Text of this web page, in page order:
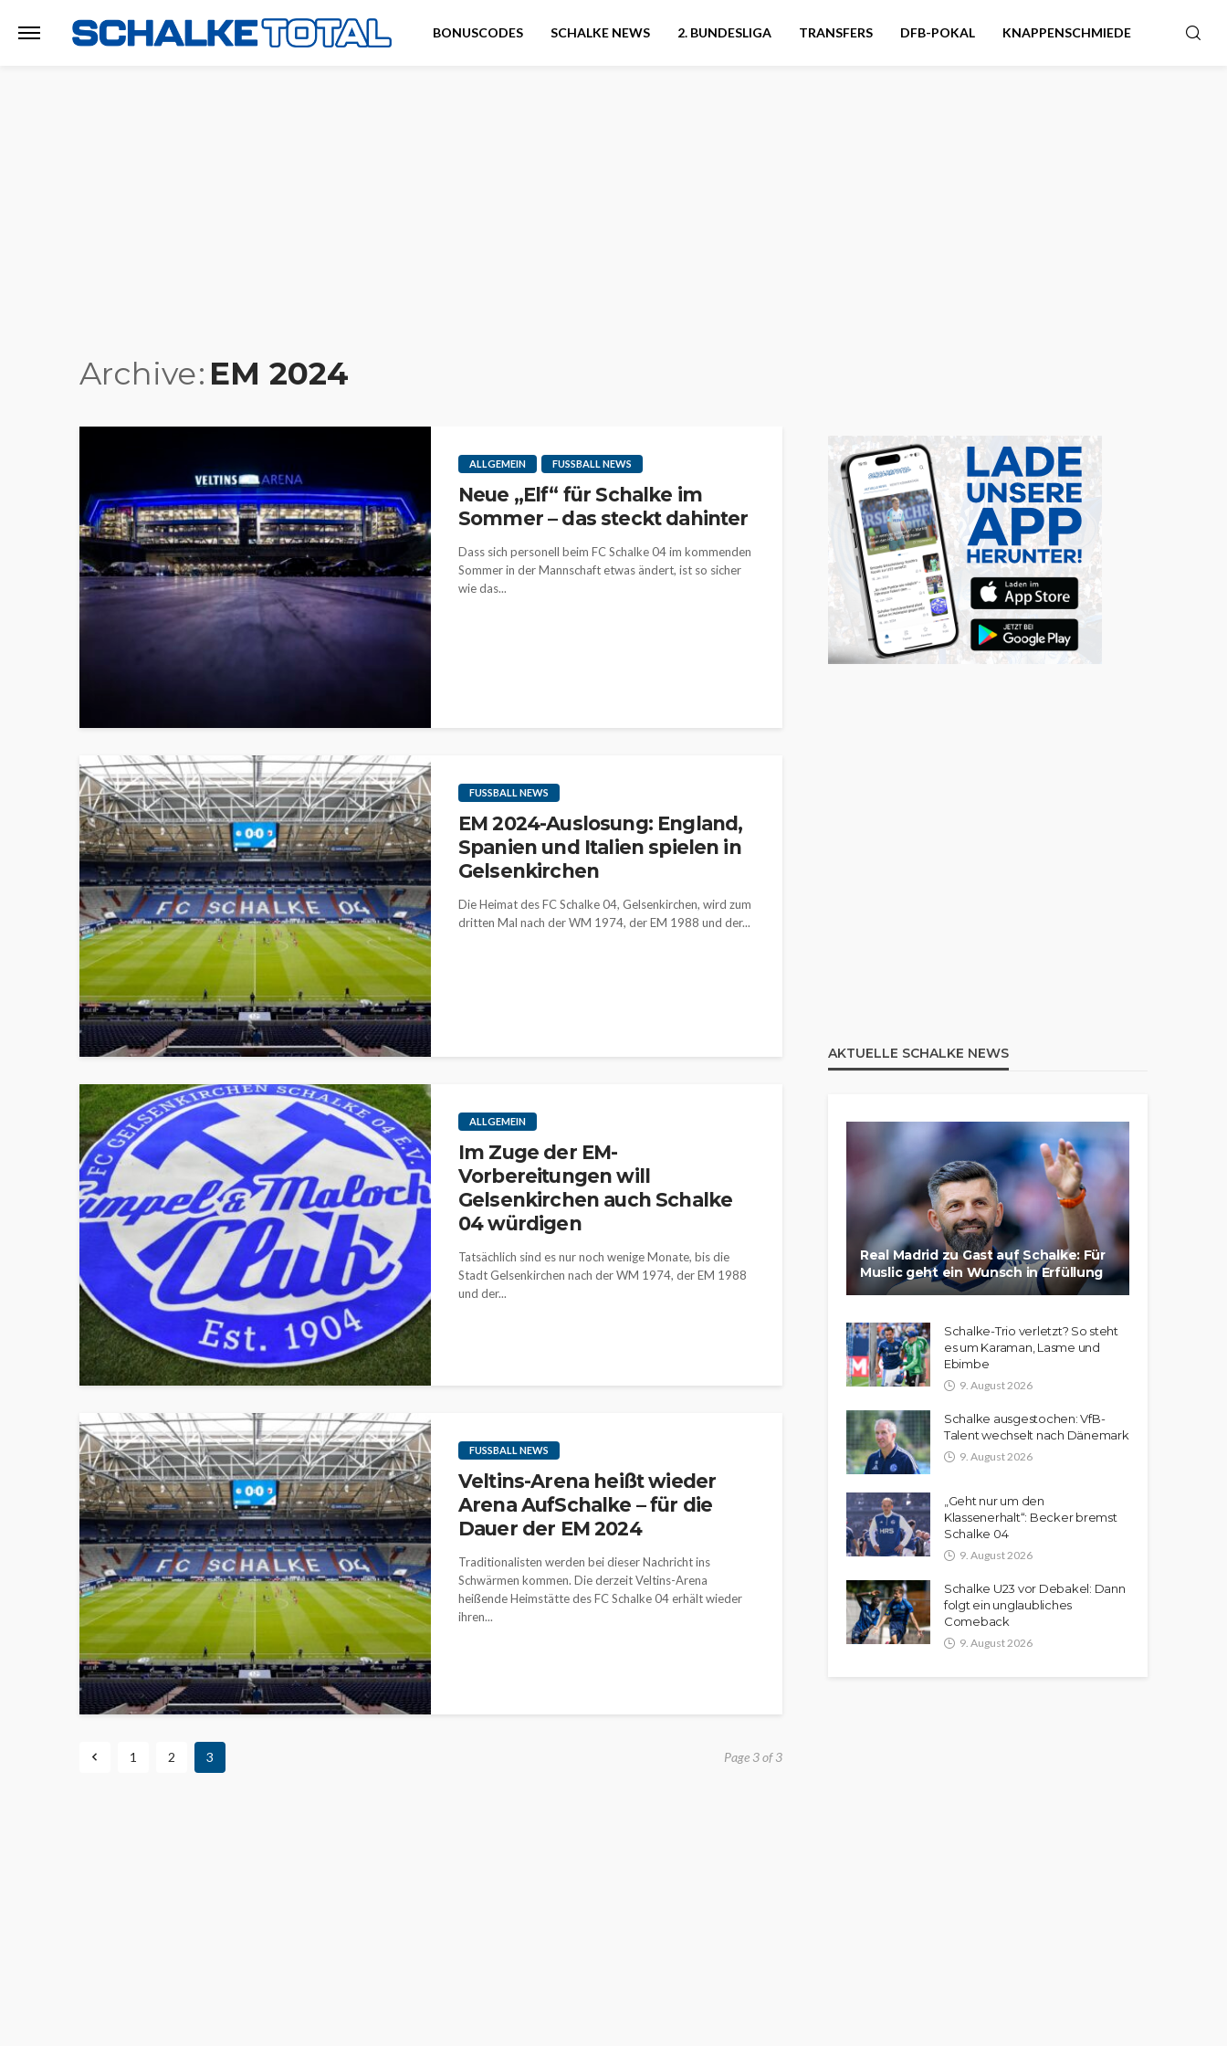
BONUSCODES SCHALKE NEWS 2. BUNDESLIGA TRANSFERS DFB-POKAL KNAPPENSCHMIEDE
Archive EM 2024
ALLGEMEIN FUSSBALL NEWS
Neue „Elf“ für Schalke im
Sommer – das steckt dahinter
Dass sich personell beim FC Schalke 04 im kommenden
Sommer in der Mannschaft etwas ändert, ist so sicher
wie das...
FUSSBALL NEWS
EM 2024-Auslosung: England,
Spanien und Italien spielen in
Gelsenkirchen
Die Heimat des FC Schalke 04, Gelsenkirchen, wird zum
dritten Mal nach der WM 1974, der EM 1988 und der...
ALLGEMEIN
Im Zuge der EM-
Vorbereitungen will
Gelsenkirchen auch Schalke
04 würdigen
Tatsächlich sind es nur noch wenige Monate, bis die
Stadt Gelsenkirchen nach der WM 1974, der EM 1988
und der...
FUSSBALL NEWS
Veltins-Arena heißt wieder
Arena AufSchalke – für die
Dauer der EM 2024
Traditionalisten werden bei dieser Nachricht ins
Schwärmen kommen. Die derzeit Veltins-Arena
heißende Heimstätte des FC Schalke 04 erhält wieder
ihren...
1 2 3 Page 3 of 3
AKTUELLE SCHALKE NEWS
Real Madrid zu Gast auf Schalke: Für
Muslic geht ein Wunsch in Erfüllung
Schalke-Trio verletzt? So steht
es um Karaman, Lasme und
Ebimbe
9. August 2026
Schalke ausgestochen: VfB-
Talent wechselt nach Dänemark
9. August 2026
„Geht nur um den
Klassenerhalt“: Becker bremst
Schalke 04
9. August 2026
Schalke U23 vor Debakel: Dann
folgt ein unglaubliches
Comeback
9. August 2026